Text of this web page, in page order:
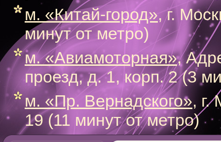
м. «Китай-город», г.
минут от метро)
м. «Авиамоторная»,
проезд, д. 1, корп. 2 (3
м. «Пр. Вернадского», г.
19 (11 минут от метро)